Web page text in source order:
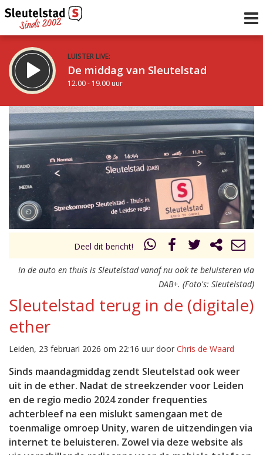
LUISTER LIVE:
De middag van Sleutelstad
12.00 - 19.00 uur
STRAKS:
De avond van Sleutelstad
19.00 - 22.00 uur
Vorig uur
uur 1 van 0 Volgend uur
Deel dit bericht!
In de auto en thuis is Sleutelstad vanaf nu ook te beluisteren via
DAB+. (Foto's: Sleutelstad)
Sleutelstad terug in de (digitale)
ether
Leiden, 23 februari 2026 om 22:16 uur door Chris de Waard
Sinds maandagmiddag zendt Sleutelstad ook weer
uit in de ether. Nadat de streekzender voor Leiden
en de regio medio 2024 zonder frequenties
achterbleef na een mislukt samengaan met de
toenmalige omroep Unity, waren de uitzendingen via
internet te beluisteren. Zowel via deze website als